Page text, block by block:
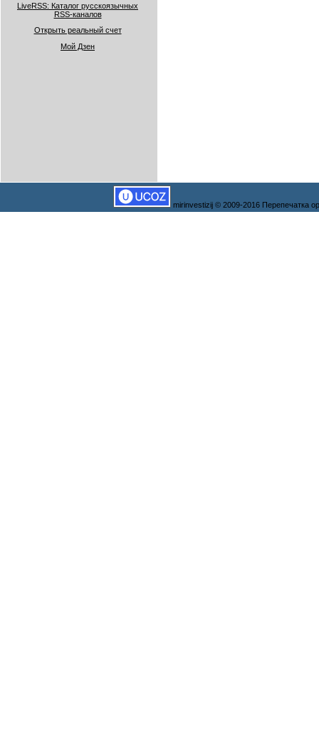
LiveRSS: Каталог русскоязычных
RSS-каналов
Открыть реальный счет
Мой Дзен
mirinvestizij © 2009-2016 Перепечатка